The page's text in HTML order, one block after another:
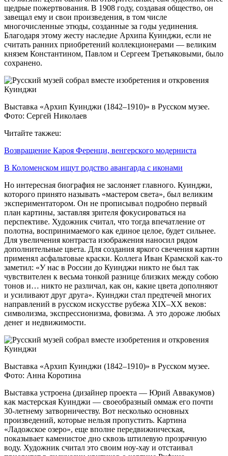
щедрые пожертвования. В 1908 году, создавая общество, он
завещал ему и свои произведения, в том числе
многочисленные этюды, созданные за годы уединения.
Благодаря этому жесту наследие Архипа Куинджи, если не
считать ранних приобретений коллекционерами — великим
князем Константином, Павлом и Сергеем Третьяковыми, было
сохранено.
Выставка «Архип Куинджи (1842–1910)» в Русском музее.
Фото: Сергей Николаев
Читайте такжеu:
Возвращение Кароя Ференци, венгерского модерниста
В Коломенском ищут родство авангарда с иконами
Но интересная биография не заслоняет главного. Куинджи,
которого принято называть «мастером света», был великим
экспериментатором. Он не прописывал подробно первый
план картины, заставляя зрителя фокусироваться на
перспективе. Художник считал, что тогда впечатление от
полотна, воспринимаемого как единое целое, будет сильнее.
Для увеличения контраста изображения наносил рядом
дополнительные цвета. Для создания яркого свечения картин
применял асфальтовые краски. Коллега Иван Крамской как-то
заметил: «У нас в России до Куинджи никто не был так
чувствителен к весьма тонкой разнице близких между собою
тонов и… никто не различал, как он, какие цвета дополняют
и усиливают друг друга». Куинджи стал предтечей многих
направлений в русском искусстве рубежа XIX–XX веков:
символизма, экспрессионизма, фовизма. А это дороже любых
денег и недвижимости.
Выставка «Архип Куинджи (1842–1910)» в Русском музее.
Фото: Анна Коротина
Выставка устроена (дизайнер проекта — Юрий Аввакумов)
как мастерская Куинджи — своеобразный оммаж его почти
30-летнему затворничеству. Вот несколько основных
произведений, которые нельзя пропустить. Картина
«Ладожское озеро», еще вполне передвижническая,
показывает каменистое дно сквозь штилевую прозрачную
воду. Художник считал это своим ноу-хау и отстаивал